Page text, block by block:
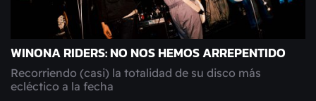
WINONA RIDERS: NO NOS HEMOS ARREPENTIDO
Recorriendo (casi) la totalidad de su disco más
ecléctico a la fecha